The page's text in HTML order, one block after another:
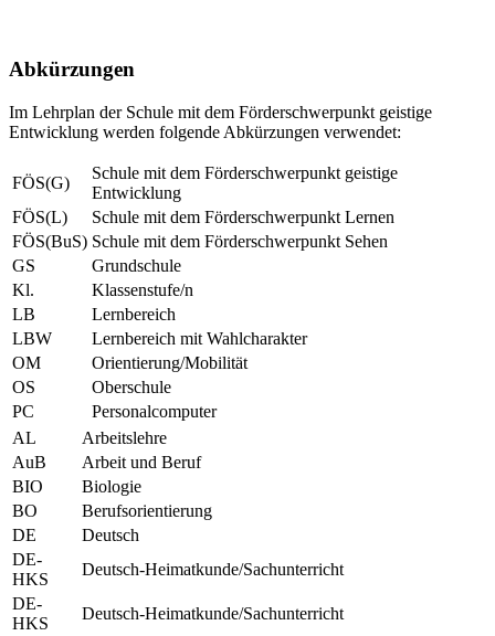
Abkürzungen
Im Lehrplan der Schule mit dem Förderschwerpunkt geistige
Entwicklung werden folgende Abkürzungen verwendet:
FÖS(G)
Schule mit dem Förderschwerpunkt geistige
Entwicklung
FÖS(L)
Schule mit dem Förderschwerpunkt Lernen
FÖS(BuS) Schule mit dem Förderschwerpunkt Sehen
GS
Grundschule
Kl.
Klassenstufe/n
LB
Lernbereich
LBW
Lernbereich mit Wahlcharakter
OM
Orientierung/Mobilität
OS
Oberschule
PC
Personalcomputer
AL
Arbeitslehre
AuB
Arbeit und Beruf
BIO
Biologie
BO
Berufsorientierung
DE
Deutsch
DE-
HKS
Deutsch-Heimatkunde/Sachunterricht
DE-
HKS
Deutsch-Heimatkunde/Sachunterricht